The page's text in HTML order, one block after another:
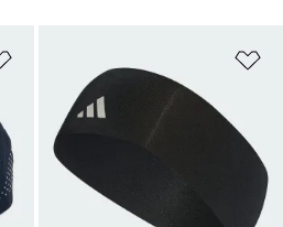
Ajouter à la Liste de produits